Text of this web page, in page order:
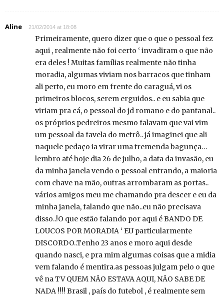
Aline 21/02/2014 at 18:08
Primeiramente, quero dizer que o que o pessoal fez
aqui , realmente não foi certo ‘ invadiram o que não
era deles ! Muitas famílias realmente não tinha
moradia, algumas viviam nos barracos que tinham
ali perto, eu moro em frente do caraguá, vi os
primeiros blocos, serem erguidos.. e eu sabia que
viriam pra cá, o pessoal do jd romano e do pantanal..
os próprios pedreiros mesmo falavam que vai vim
um pessoal da favela do metrô.. já imaginei que ali
naquele pedaço ia virar uma tremenda bagunça…
lembro até hoje dia 26 de julho, a data da invasão, eu
da minha janela vendo o pessoal entrando, a maioria
com chave na mão, outras arrombaram as portas..
vários amigos meu me chamando pra descer e eu da
minha janela, falando que não..eu não precisava
disso..!O que estão falando por aqui é BANDO DE
LOUCOS POR MORADIA ‘ EU particularmente
DISCORDO..Tenho 23 anos e moro aqui desde
quando nasci, e pra mim algumas coisas que a midia
vem falando é mentira.as pessoas julgam pelo o que
vê na TV QUEM NÃO ESTAVA AQUI, NÃO SABE DE
NADA !!!! Brasil , país do futebol , é realmente sem